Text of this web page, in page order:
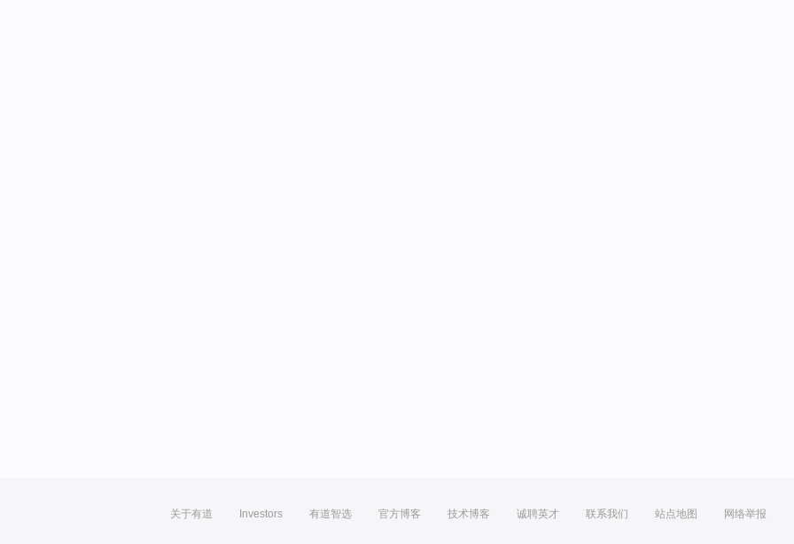
关于有道 Investors 有道智选 官方博客 技术博客 诚聘英才 联系我们 站点地图 网络举报